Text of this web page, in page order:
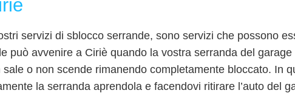
servizi di sblocco serrande, sono servizi che possono
può avvenire a Ciriè quando la vostra serranda del
sale o non scende rimanendo completamente bloccato. In
la serranda aprendola e facendovi ritirare l’auto del